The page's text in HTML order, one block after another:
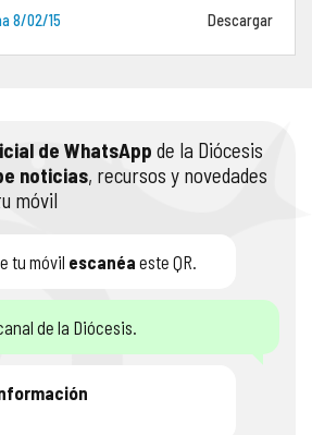
8/02/15 Descargar
de WhatsApp de la Diócesis
noticias, recursos y novedades
móvil
tu móvil escanéa este QR.
de la Diócesis.
RELIGIOSAS